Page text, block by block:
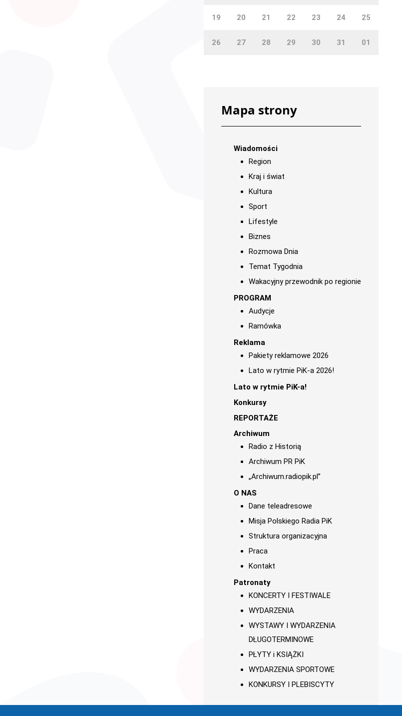
19 20 21 22 23 24 25
26 27 28 29 30 31 01
Mapa strony
Wiadomości
Region
Kraj i świat
Kultura
Sport
Lifestyle
Biznes
Rozmowa Dnia
Temat Tygodnia
Wakacyjny przewodnik po regionie
PROGRAM
Audycje
Ramówka
Reklama
Pakiety reklamowe 2026
Lato w rytmie PiK-a 2026!
Lato w rytmie PiK-a!
Konkursy
REPORTAŻE
Archiwum
Radio z Historią
Archiwum PR PiK
„Archiwum.radiopik.pl”
O NAS
Dane teleadresowe
Misja Polskiego Radia PiK
Struktura organizacyjna
Praca
Kontakt
Patronaty
KONCERTY I FESTIWALE
WYDARZENIA
WYSTAWY I WYDARZENIA
DŁUGOTERMINOWE
PŁYTY i KSIĄŻKI
WYDARZENIA SPORTOWE
KONKURSY I PLEBISCYTY